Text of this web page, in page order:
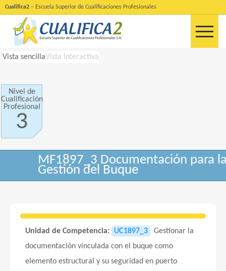
Cualifica2 – Escuela Superior de Cualificaciones Profesionales
Vista sencillaVista Interactiva
Nivel de
Cualificación
Profesional
3
MF1897_3 Documentación para
Gestión del Buque
Unidad de Competencia: UC1897_3
Gestionar la
documentación vinculada con el buque como
elemento estructural y su seguridad en puerto